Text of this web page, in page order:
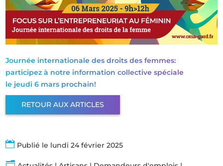
Journée internationale des droits des femmes:
participez à notre information collective spéciale
le jeudi 6 mars prochain!
RETOUR AUX ARTICLES
 Publié le lundi 24 février 2025
n